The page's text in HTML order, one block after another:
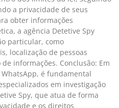
a privacidade de seus
obter informações
a agência Detetive Spy
particular, como
localização de pessoas
informações. Conclusão: Em
é fundamental
em investigação
Spy, que atua de forma
e os direitos